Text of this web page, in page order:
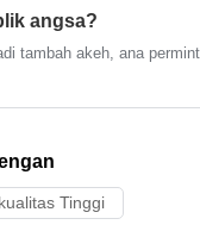
pesenan sembarang,
long-term pesenan,
syarat.
angsa?
tambah akeh, ana
Tinggi